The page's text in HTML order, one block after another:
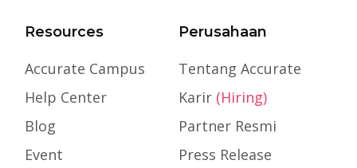
Resources
Accurate Campus
Help Center
Blog
Event
Perusahaan
Tentang Accurate
Karir (Hiring)
Partner Resmi
Press Release